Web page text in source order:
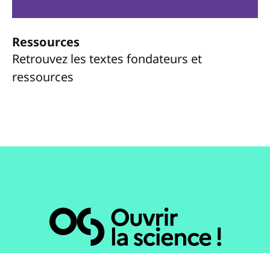
Ressources
Retrouvez les textes fondateurs et
ressources